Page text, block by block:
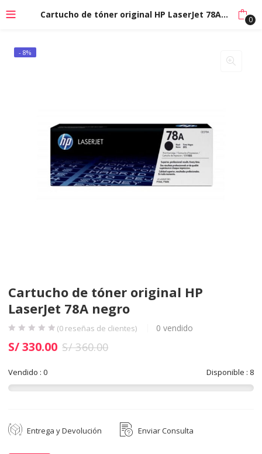
Cartucho de tóner original HP LaserJet 78A negro 0
- 8%
Cartucho de tóner original HP
LaserJet 78A negro
(0 reseñas de clientes) 0 vendido
S/330.00 S/360.00
Disponible : 8
Vendido : 0
Entrega y Devolución Enviar Consulta